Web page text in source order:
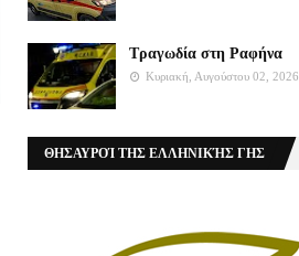
Τραγωδία στη Ραφήνα
Κυριακή, Αυγούστου 02, 2026
ΘΗΣΑΥΡΟΊ ΤΗΣ ΕΛΛΗΝΙΚΉΣ ΓΗΣ